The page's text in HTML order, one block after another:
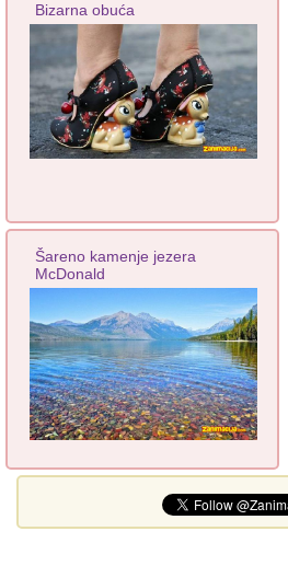
Bizarna obuća
Šareno kamenje jezera
McDonald